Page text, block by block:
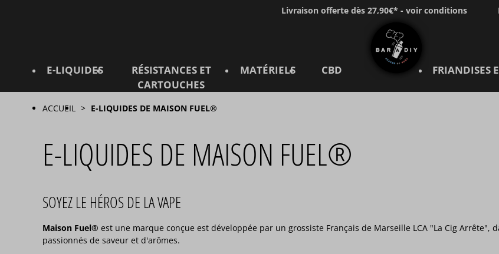
Livraison offerte dès 27,90€* - voir conditions
E-LIQUIDES
RÉSISTANCES ET
CARTOUCHES
MATÉRIELS CBD FRIANDISES
ACCUEIL E-LIQUIDES DE MAISON FUEL®
E-LIQUIDES DE MAISON FUEL®
SOYEZ LE HÉROS DE LA VAPE
Maison Fuel® est une marque conçue est développée par un grossiste Français de Marseille LCA "La Cig Arrête",
passionnés de saveur et d'arômes.